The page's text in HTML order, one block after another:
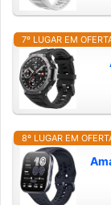
7º LUGAR EM
8º LUGAR EM